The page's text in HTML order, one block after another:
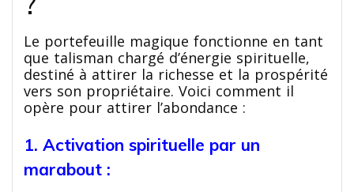
Le portefeuille magique fonctionne en tant
que talisman chargé d’énergie spirituelle,
destiné à attirer la richesse et la prospérité
vers son propriétaire. Voici comment il
opère pour attirer l’abondance :
1. Activation spirituelle par un
marabout :